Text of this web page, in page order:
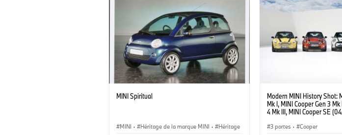
MINI Spiritual
MINI · Héritage de la marque MINI ·
Héritage
Modern MINI History Shot:
Mk I, MINI Cooper Gen 3
4 Mk III, MINI Cooper SE
3 portes · Cooper